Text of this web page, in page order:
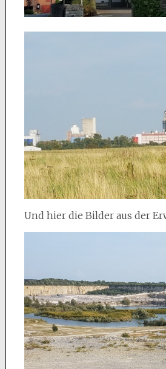
Und hier die Bilder aus der